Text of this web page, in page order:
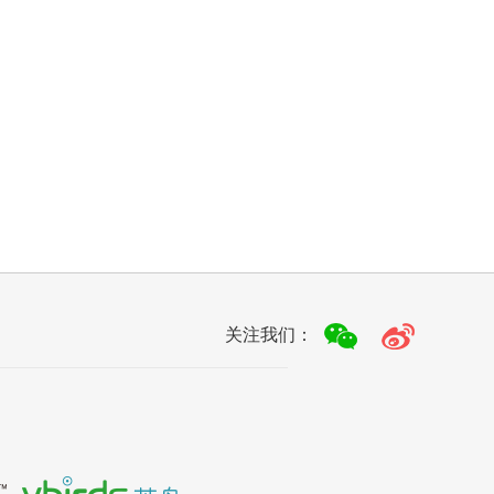
关注我们：